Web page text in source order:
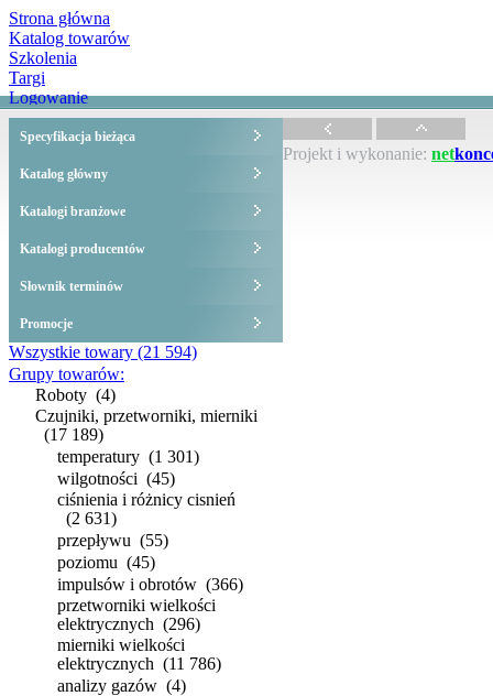
Strona główna
Katalog towarów
Szkolenia
Targi
Logowanie
Specyfikacja bieżąca
Katalog główny
Katalogi branżowe
Katalogi producentów
Słownik terminów
Promocje
Wszystkie towary (21 594)
Grupy towarów:
Roboty (4)
Czujniki, przetworniki, mierniki
(17 189)
temperatury (1 301)
wilgotności (45)
ciśnienia i różnicy cisnień
(2 631)
przepływu (55)
poziomu (45)
impulsów i obrotów (366)
przetworniki wielkości
elektrycznych (296)
mierniki wielkości
elektrycznych (11 786)
analizy gazów (4)
Projekt i wykonanie: net